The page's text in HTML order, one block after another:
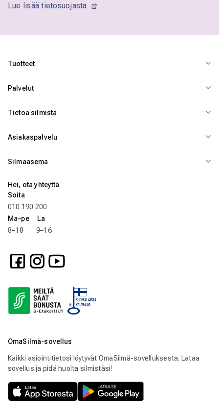
Lue lisää tietosuojasta
Tuotteet
Palvelut
Tietoa silmistä
Asiakaspalvelu
Silmäasema
Hei, ota yhteyttä
Soita
010 190 200
Ma–pe La
8–18 9–16
OmaSilmä-sovellus
Kaikki asiointitietosi löytyvät OmaSilmä-sovelluksesta. Lataa
sovellus ja pidä huolta silmistäsi!